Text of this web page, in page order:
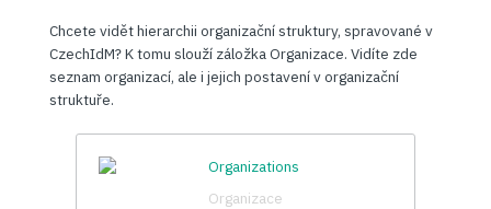
Chcete vidět hierarchii organizační struktury, spravované v
CzechIdM? K tomu slouží záložka Organizace. Vidíte zde
seznam organizací, ale i jejich postavení v organizační
struktuře.
Organizace